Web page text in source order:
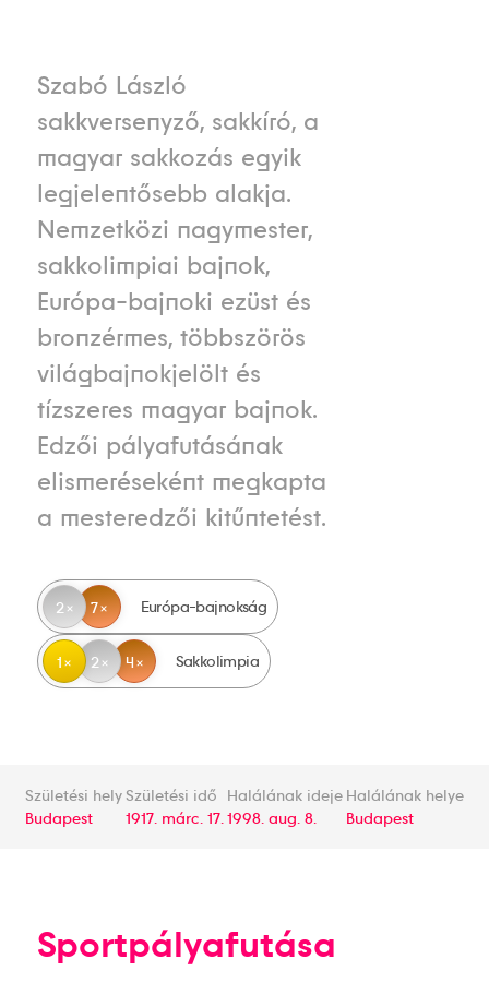
Szabó László
sakkversenyző, sakkíró, a
magyar sakkozás egyik
legjelentősebb alakja.
Nemzetközi nagymester,
sakkolimpiai bajnok,
Európa-bajnoki ezüst és
bronzérmes, többszörös
világbajnokjelölt és
tízszeres magyar bajnok.
Edzői pályafutásának
elismeréseként megkapta
a mesteredzői kitűntetést.
2 7 Európa-bajnokság
1 2 4 Sakkolimpia
Születési hely
Budapest
Születési idő
1917. márc. 17.
Halálának ideje
1998. aug. 8.
Halálának helye
Budapest
Sportpályafutása